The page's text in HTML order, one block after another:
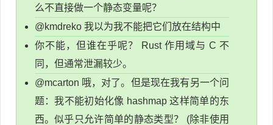
么不直接做一个静态变量呢？
@kmdreko 我以为我不能把它们放在结构中
你不能，但谁在乎呢？ Rust 作用域与 C 不
同，但通常泄漏较少。
@mcarton 哦，对了。但是现在我有另一个问
题：我不能初始化像 hashmap 这样简单的东
西。似乎只允许简单的静态类型？ (除非使用